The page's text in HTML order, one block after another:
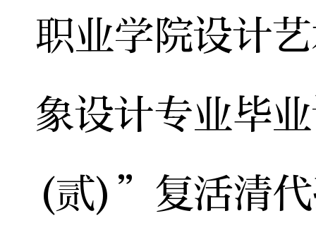
职业学院设计
象设计专业毕
(贰)”复活清代